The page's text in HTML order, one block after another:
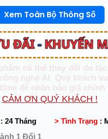
Xem Toàn Bộ Thông Số
có thể thay đổi do
nghệ AI. Quý khách
để nhận báo giá chính
CẢM ƠN QUÝ KHÁCH !
:24 Tháng > Tình Trạng :
1 Đổi 1